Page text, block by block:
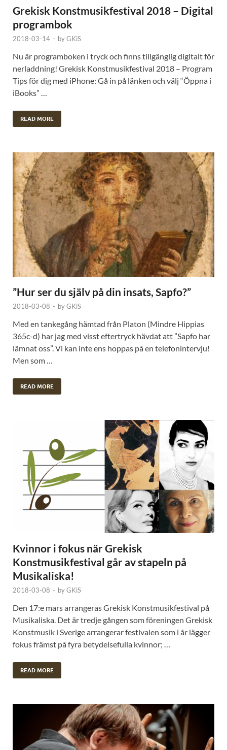
Grekisk Konstmusikfestival 2018 – Digital
programbok
2018-03-14 - byGKiS
Nu är programboken i tryck och finns tillgänglig digitalt för
nerladdning! Grekisk Konstmusikfestival 2018 – Program
Tips för dig med iPhone: Gå in på länken och välj “Öppna i
iBooks” …
READ MORE
”Hur ser du själv på din insats, Sapfo?”
2018-03-08 - byGKiS
Med en tankegång hämtad från Platon (Mindre Hippias
365c-d) har jag med visst eftertryck hävdat att ”Sapfo har
lämnat oss”. Vi kan inte ens hoppas på en telefonintervju!
Men som …
READ MORE
Kvinnor i fokus när Grekisk
Konstmusikfestival går av stapeln på
Musikaliska!
2018-03-08 - byGKiS
Den 17:e mars arrangeras Grekisk Konstmusikfestival på
Musikaliska. Det är tredje gången som föreningen Grekisk
Konstmusik i Sverige arrangerar festivalen som i år lägger
fokus främst på fyra betydelsefulla kvinnor; …
READ MORE